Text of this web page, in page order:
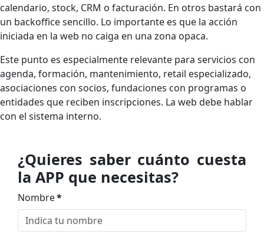
calendario, stock, CRM o facturación. En otros bastará con
un backoffice sencillo. Lo importante es que la acción
iniciada en la web no caiga en una zona opaca.
Este punto es especialmente relevante para servicios con
agenda, formación, mantenimiento, retail especializado,
asociaciones con socios, fundaciones con programas o
entidades que reciben inscripciones. La web debe hablar
con el sistema interno.
¿Quieres saber cuánto cuesta
la APP que necesitas?
Nombre*